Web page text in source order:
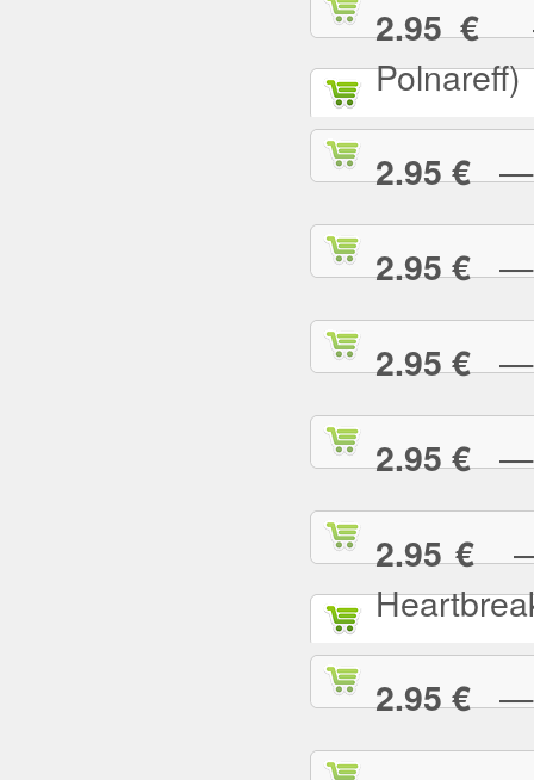
2.95 €—
Polnareff)
2.95 €—
2.95 €—
2.95 €—
2.95 €—
2.95 €—
2.95 €—